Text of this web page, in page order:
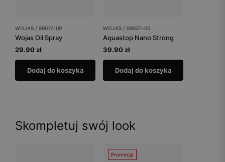
WOJAS / 99017-00
Wojas Oil Spray
29.90 zł
Dodaj do koszyka
WOJAS / 99037-00
Aquastop Nano Strong
39.90 zł
Dodaj do koszyka
Skompletuj swój look
Promocja